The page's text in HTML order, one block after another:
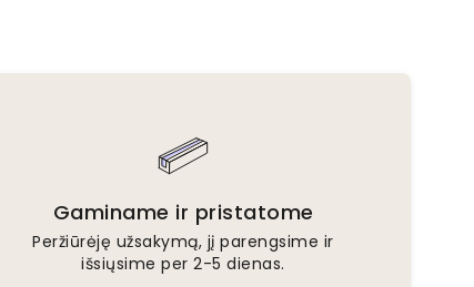
Gaminame ir pristatome
Peržiūrėję užsakymą, jį parengsime ir
išsiųsime per 2-5 dienas.